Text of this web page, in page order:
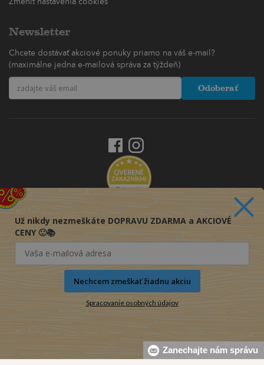
Zmeniť nastavenia cookies
Newsletter
Chcete dostávať akciové ponuky priamo na váš e-mail?
(maximálne jedna e-mailová správa za týždeň)
Odoberať
Zanechajte nám správu
Už nikdy nezmeškáte DOPRAVU ZDARMA a AKCIOVÉ
CENY 🙂📚
Nechcem zmeškať žiadnu akciu
Spracovanie osobných údajov